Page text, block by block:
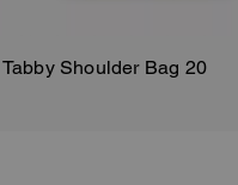
Tabby Shoulder Bag 20